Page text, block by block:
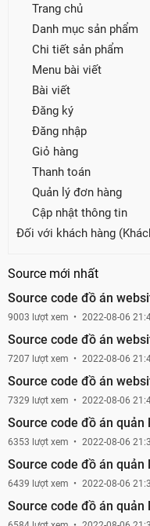
Trang chủ
Danh mục sản phẩm
Chi tiết sản phẩm
Menu bài viết
Bài viết
Đăng ký
Đăng nhập
Giỏ hàng
Thanh toán
Quản lý đơn hàng
Cập nhật thông tin
Đối với khách hàng
Source mới nhất
Source code đồ án
9003 lượt xem 2022-08-06
Source code đồ án
7207 lượt xem 2022-08-06
Source code đồ án
7329 lượt xem 2022-08-06
Source code đồ án quản
6353 lượt xem 2022-08-06
Source code đồ án
6439 lượt xem 2022-08-06
Source code đồ án